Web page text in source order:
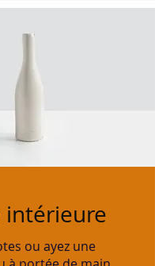
intérieure
ou ayez une